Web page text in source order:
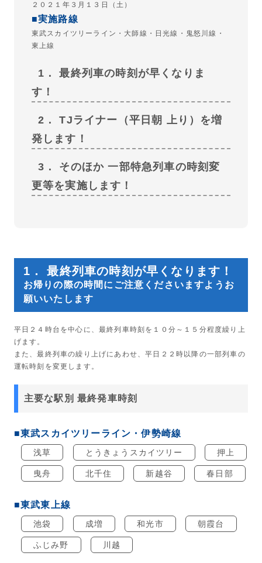
２０２１年３月１３日（土）
■実施路線
東武スカイツリーライン・大師線・日光線・鬼怒川線・
東上線
1． 最終列車の時刻が早くなりま
す！
2． TJライナー（平日朝 上り）を増
発します！
3． そのほか 一部特急列車の時刻変
更等を実施します！
1． 最終列車の時刻が早くなります！
お帰りの際の時間にご注意くださいますようお
願いいたします
平日２４時台を中心に、最終列車時刻を１０分～１５分程度繰り上
げます。
また、最終列車の繰り上げにあわせ、平日２２時以降の一部列車の
運転時刻を変更します。
主要な駅別 最終発車時刻
■東武スカイツリーライン・伊勢崎線
浅草 とうきょうスカイツリー 押上
曳舟 北千住 新越谷 春日部
■東武東上線
池袋 成増 和光市 朝霞台
ふじみ野 川越